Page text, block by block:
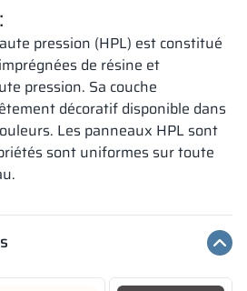
pression (HPL) est constitué
de résine et
pression. Sa couche
décoratif disponible dans
Les panneaux HPL sont
sont uniformes sur toute